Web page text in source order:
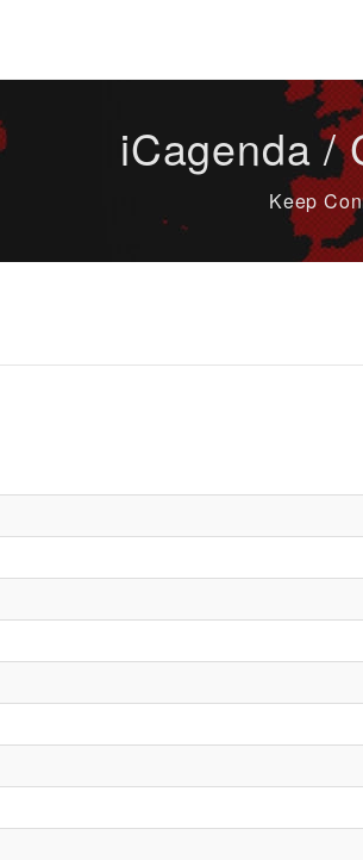
iCagenda /
Keep